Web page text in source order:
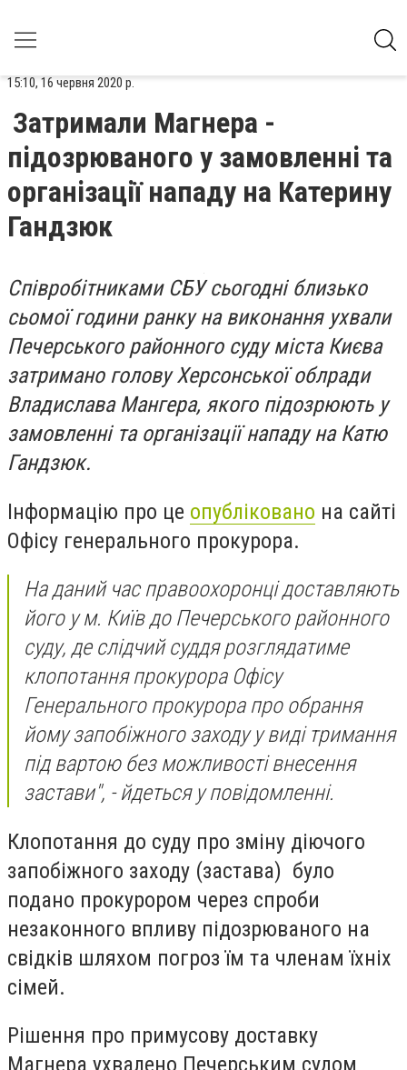
15:10, 16 червня 2020 р.
Затримали Магнера -
підозрюваного у замовленні та
організації нападу на Катерину
Гандзюк
Співробітниками СБУ сьогодні близько
сьомої години ранку навиконання ухвали
Печерського районного суду міста Києва
затримано голову Херсонської облради
Владислава Мангера, якого підозрюють у
замовленні та організації нападу на Катю
Гандзюк.
Інформацію про це опубліковано на сайті
Офісу генерального прокурора.
На даний час правоохоронці доставляють
його у м. Київ до Печерського районного
суду, де слідчий суддя розглядатиме
клопотання прокурора Офісу
Генерального прокурора про обрання
йому запобіжного заходу у виді тримання
під вартою без можливості внесення
застави", - йдеться у повідомленні.
Клопотання до суду про зміну діючого
запобіжного заходу (застава) було
подано прокурором через спроби
незаконного впливу підозрюваного на
свідків шляхом погроз їм та членам їхніх
сімей.
Рішення про примусову доставку
Магнера ухвалено Печерським судом